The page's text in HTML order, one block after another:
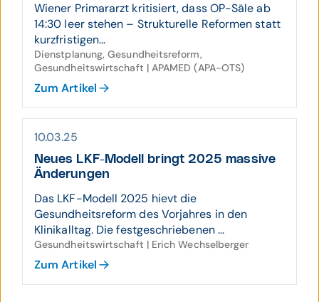
Wiener Primararzt kritisiert, dass OP-Säle ab
14:30 leer stehen – Strukturelle Reformen statt
kurzfristigen...
Dienstplanung, Gesundheitsreform,
Gesundheitswirtschaft | APAMED (APA-OTS)
Zum Artikel
10.03.25
Neues LKF-Modell bringt 2025 massive
Ände­rungen
Das LKF-Modell 2025 hievt die
Gesundheitsreform des Vorjahres in den
Klinikalltag. Die festgeschriebenen ...
Gesundheitswirtschaft | Erich Wechselberger
Zum Artikel